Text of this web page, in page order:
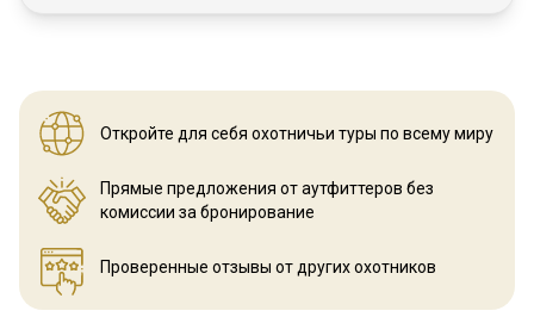
Откройте для себя охотничьи туры по всему миру
Прямые предложения от аутфиттеров без
комиссии за бронирование
Проверенные отзывы от других охотников